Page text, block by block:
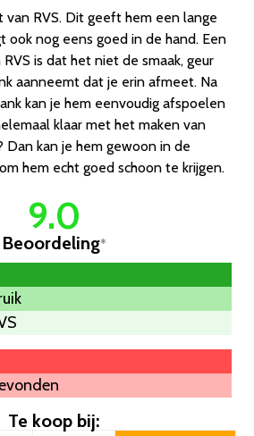
van RVS. Dit geeft hem een lange
ook nog eens goed in de hand. Een
is dat het niet de smaak, geur
aanneemt dat je erin afmeet. Na
kan je hem eenvoudig afspoelen
klaar met het maken van
Dan kan je hem gewoon in de
hem echt goed schoon te krijgen.
9.0
Beoordeling*
Te koop bij: